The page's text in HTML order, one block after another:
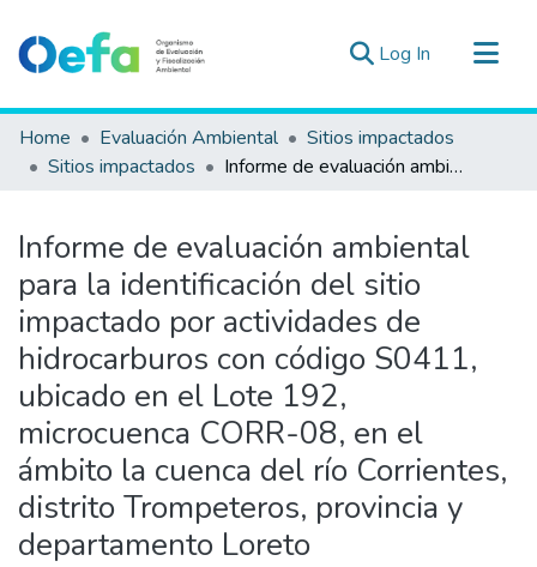
Log In (current)
Communities & Collections
All of DSpace
Estad. Externas
Guias ▾
Home Evaluación Ambiental
Sitios impactados
Sitios impactados
Informe de evaluación ambiental para la identificación del sitio impactado por actividades de hidrocarburos con código S0411, ubicado en el Lote 192, microcuenca CORR-08, en el ámbito la cuenca del río Corrientes, distrito Trompeteros, provincia y departamento Loreto
Informe de evaluación ambiental
para la identificación del sitio
impactado por actividades de
hidrocarburos con código S0411,
ubicado en el Lote 192,
microcuenca CORR-08, en el
ámbito la cuenca del río Corrientes,
distrito Trompeteros, provincia y
departamento Loreto